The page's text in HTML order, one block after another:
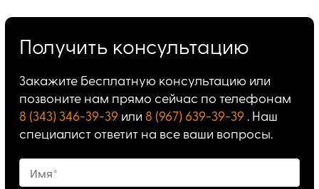
Получить консультацию
Закажите бесплатную консультацию или
позвоните нам прямо сейчас по телефонам
8 (343) 346-39-39 или 8 (967) 639-39-39 . Наш
специалист ответит на все ваши вопросы.
Имя*